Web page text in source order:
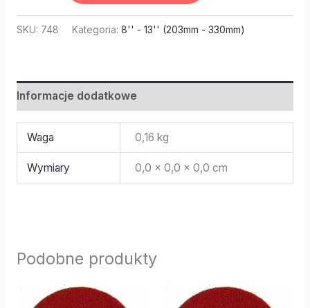
SKU: 748 Kategoria: 8'' - 13'' (203mm - 330mm)
Informacje dodatkowe
Waga 0,16 kg
Wymiary 0,0 × 0,0 × 0,0 cm
Podobne produkty